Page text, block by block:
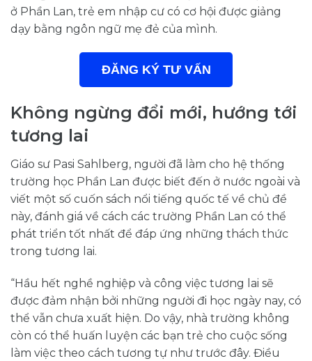
ở Phần Lan, trẻ em nhập cư có cơ hội được giảng
dạy bằng ngôn ngữ mẹ đẻ của mình.
ĐĂNG KÝ TƯ VẤN
Không ngừng đổi mới, hướng tới
tương lai
Giáo sư Pasi Sahlberg, người đã làm cho hệ thống
trường học Phần Lan được biết đến ở nước ngoài và
viết một số cuốn sách nổi tiếng quốc tế về chủ đề
này, đánh giá về cách các trường Phần Lan có thể
phát triển tốt nhất để đáp ứng những thách thức
trong tương lai.
“Hầu hết nghề nghiệp và công việc tương lai sẽ
được đảm nhận bởi những người đi học ngày nay, có
thể vẫn chưa xuất hiện. Do vậy, nhà trường không
còn có thể huấn luyện các bạn trẻ cho cuộc sống
làm việc theo cách tương tự như trước đây. Điều